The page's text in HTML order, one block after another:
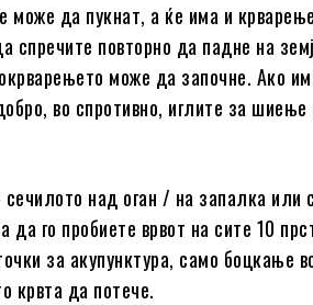
може да пукнат, а ќе има и
спречите повторно да падне на
може да започне. Ако
во спротивно, иглите за шиење
над оган / на запалка или
да го пробиете врвот на сите 10
за акупунктура, само боцкање
крвта да потече.